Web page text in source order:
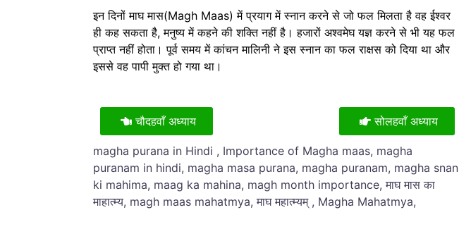
इन दिनों माघ मास(Magh Maas) में प्रयाग में स्नान करने से जो फल मिलता है वह ईश्वर
ही कह सकता है, मनुष्य में कहने की शक्ति नहीं है। हजारों अश्वमेघ यज्ञ करने से भी यह फल
प्राप्त नहीं होता। पूर्व समय में कांचन मालिनी ने इस स्नान का फल राक्षस को दिया था और
इससे वह पापी मुक्त हो गया था।
चौदहवाँ अध्याय सोलहवाँ अध्याय
magha purana in Hindi , Importance of Magha maas, magha
puranam in hindi, magha masa purana, magha puranam, magha snan
ki mahima, maag ka mahina, magh month importance, माघ मास का
माहात्म्य, magh maas mahatmya, माघ महात्म्यम् , Magha Mahatmya,